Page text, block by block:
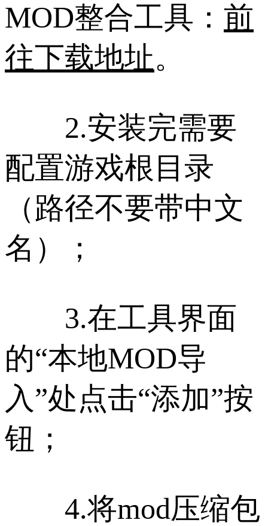
MOD整合工具： 前
往下载地址。
2.安装完需要
配置游戏根目录
（路径不要带中文
名）；
3.在工具界面
的“本地MOD导
入”处点击“添加”按
钮；
4.将mod压缩包